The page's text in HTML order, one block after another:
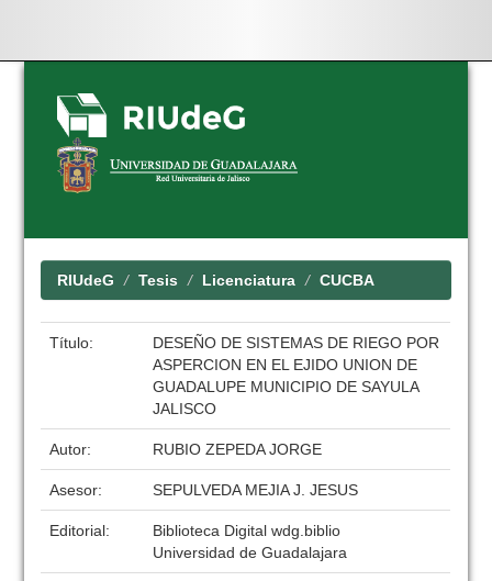
Skip
navigation
RIUdeG Tesis Licenciatura CUCBA
Título:
DESEÑO DE SISTEMAS DE RIEGO POR
ASPERCION EN EL EJIDO UNION DE
GUADALUPE MUNICIPIO DE SAYULA
JALISCO
Autor: RUBIO ZEPEDA JORGE
Asesor: SEPULVEDA MEJIA J. JESUS
Editorial:
Biblioteca Digital wdg.biblio
Universidad de Guadalajara